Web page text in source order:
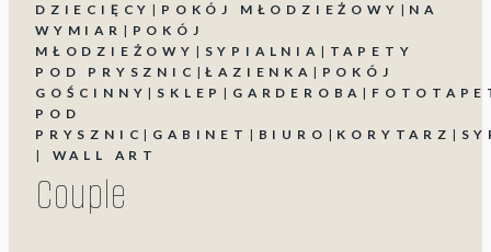
DZIECIĘCY | POKÓJ MŁODZIEŻOWY | NA
WYMIAR | POKÓJ
MŁODZIEŻOWY | SYPIALNIA | TAPETY
POD PRYSZNIC |ŁAZIENKA | POKÓJ
GOŚCINNY | SKLEP | GARDEROBA |
POD
PRYSZNIC | GABINET | BIURO | KORYTARZ |
| WALL ART
Couple